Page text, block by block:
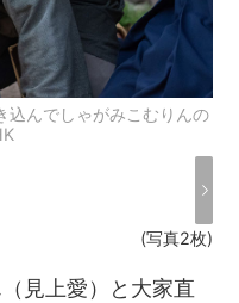
込んでしゃがみこむりんの
(写真2枚)
見上愛）と大家直